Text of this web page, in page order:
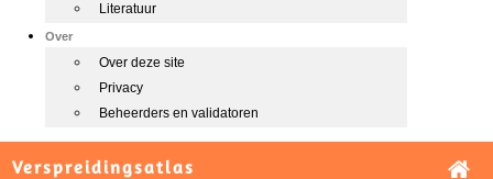
Literatuur
Over
Over deze site
Privacy
Beheerders en validatoren
Verspreidingsatlas